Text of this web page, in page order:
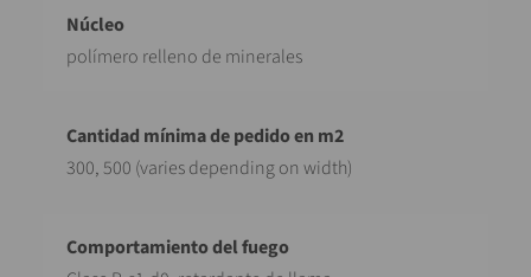
polímero relleno de minerales
300, 500 (varies depending on width)